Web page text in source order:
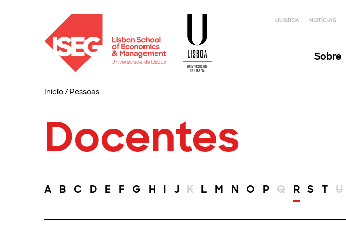
ULISBOA NOTÍCIAS
Sobre
Início/ Pessoas
Docentes
A B C D E F G H I J K L M N O P Q R S T U